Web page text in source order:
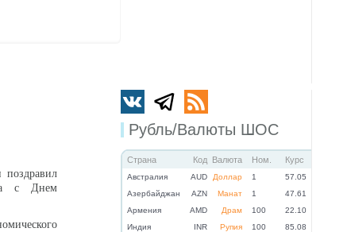
Рубль/Валюты ШОС
Страна Код Валюта Ном. Курс
Австралия AUD Доллар 1
57.05
Азербайджан
AZN Манат 1
47.61
Армения
AMD Драм 100
22.10
Индия
INR Рупия 100
85.08
поздравил
с Днем